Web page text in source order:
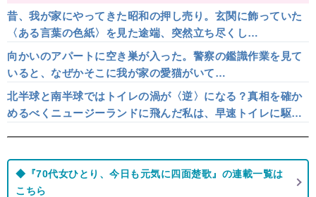
昔、我が家にやってきた昭和の押し売り。玄関に飾っていた
〈ある言葉の色紙〉を見た途端、突然立ち尽くし…
向かいのアパートに空き巣が入った。警察の鑑識作業を見て
いると、なぜかそこに我が家の愛猫がいて…
北半球と南半球ではトイレの渦が〈逆〉になる？真相を確か
めるべくニュージーランドに飛んだ私は、早速トイレに駆け
◆『70代女ひとり、今日も元気に四面楚歌』の連載一覧は
こちら